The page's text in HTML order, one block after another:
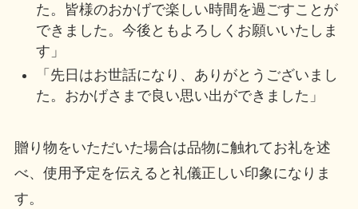
た。皆様のおかげで楽しい時間を過ごすことが
できました。今後ともよろしくお願いいたしま
す」
「先日はお世話になり、ありがとうございまし
た。おかげさまで良い思い出ができました」
贈り物をいただいた場合は品物に触れてお礼を述
べ、使用予定を伝えると礼儀正しい印象になりま
す。